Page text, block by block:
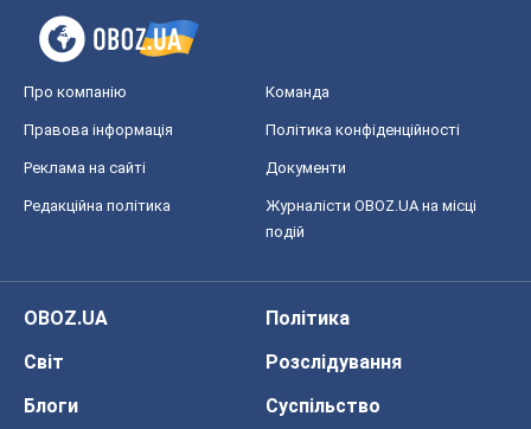
Про компанію Команда
Правова інформація Політика конфіденційності
Реклама на сайті Документи
Редакційна політика
Журналісти OBOZ.UA на місці
подій
OBOZ.UA
Політика
Світ
Розслідування
Блоги
Суспільство